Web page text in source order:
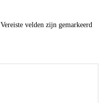
Vereiste velden zijn gemarkeerd